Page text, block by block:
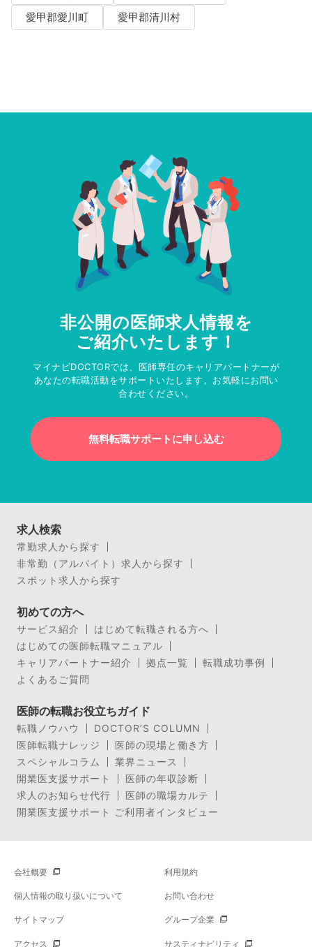
愛甲郡愛川町
愛甲郡清川村
非公開の医師求人情報を
ご紹介いたします！
マイナビDOCTORでは、医師専任のキャリアパートナーが
あなたの転職活動をサポートいたします。お気軽にお問い
合わせください。
無料転職サポートに申し込む
求人検索
常勤求人から探す
非常勤（アルバイト）求人から探す
スポット求人から探す
初めての方へ
サービス紹介
はじめて転職される方へ
はじめての医師転職マニュアル
キャリアパートナー紹介
拠点一覧
転職成功事例
よくあるご質問
医師の転職お役立ちガイド
転職ノウハウ
DOCTOR’S COLUMN
医師転職ナレッジ
医師の現場と働き方
スペシャルコラム
業界ニュース
開業医支援サポート
医師の年収診断
求人のお知らせ代行
医師の職場カルテ
開業医支援サポート ご利用者インタビュー
会社概要 利用規約
個人情報の取り扱いについて お問い合わせ
サイトマップ グループ企業
アクセス サスティナビリティ